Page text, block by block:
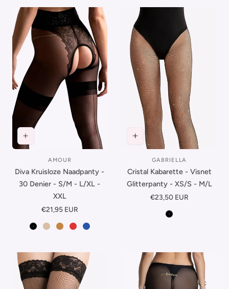
Leverancier:
AMOUR
Diva Kruisloze Naadpanty -
30 Denier - S/M - L/XL -
XXL
Normale
€21,95 EUR
Zwart-Zwart
Beige-Zwart
Suntan-Zwart
Rood-Zwart
Blauw-Zwart
Leverancier:
GABRIELLA
Cristal Kabarette - Visnet
Glitterpanty - XS/S - M/L
Normale
€23,50 EUR
Zwart